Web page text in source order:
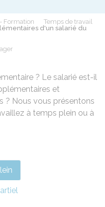
Formation
Temps de travail
d'un salarié du
? Le salarié est-il
et
? Nous vous présentons
à temps plein ou à